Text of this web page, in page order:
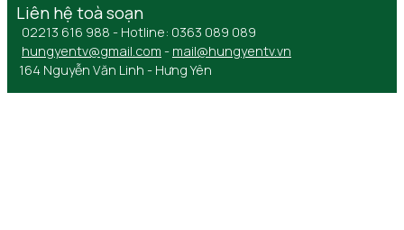
Liên hệ toà soạn
02213 616 988 - Hotline: 0363 089 089
hungyentv@gmail.com - mail@hungyentv.vn
164 Nguyễn Văn Linh - Hưng Yên